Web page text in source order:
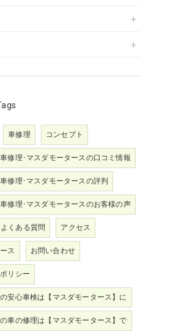
車修理 コンセプト
修理･マスダモータースの口コミ情報
修理･マスダモータースの評判
修理･マスダモータースのお客様の声
よくある質問 アクセス
ス お問い合わせ
リシー
安心車検は【マスダモータース】に
車の修理は【マスダモータース】で